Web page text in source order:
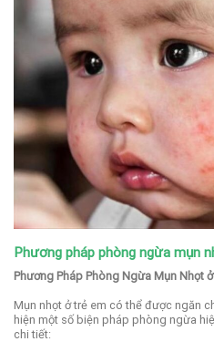
Phương pháp phòng ngừa mụn
Phương Pháp Phòng Ngừa Mụn Nhọt
Mụn nhọt ở trẻ em có thể được ngăn
hiện một số biện pháp phòng ngừa
chi tiết: